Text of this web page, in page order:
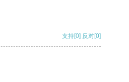
支持[0] 反对[0]